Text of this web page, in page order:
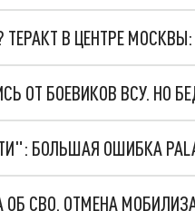
В ЦЕНТРЕ
ОТ БОЕВИКОВ ВСУ. НО